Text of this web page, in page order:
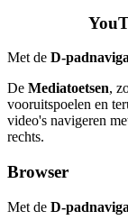
Met de D-
De Mediatoetsen,
vooruitspoelen en
video's navigeren
rechts.
Browser
Met de D-